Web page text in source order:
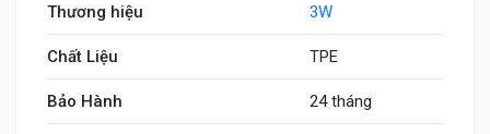
Thương hiệu 3W
Chất Liệu TPE
Bảo Hành 24 tháng